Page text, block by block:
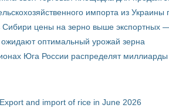
импорта из
Сибири цены на зерно выше экспортных
оптимальный урожай зерна
Юга России распределят
and import of rice in June 2026